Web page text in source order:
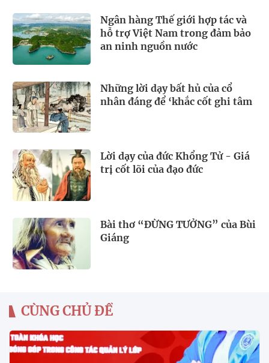
Ngân hàng Thế giới hợp tác và
hỗ trợ Việt Nam trong đảm bảo
an ninh nguồn nước
Những lời dạy bất hủ của cổ
nhân đáng để ‘khắc cốt ghi tâm
Lời dạy của đức Khổng Tử - Giá
trị cốt lõi của đạo đức
Bài thơ “ĐỪNG TƯỞNG” của Bùi
Giáng
CÙNG CHỦ ĐỀ